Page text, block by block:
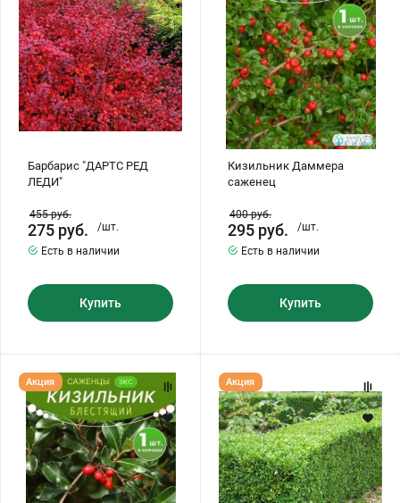
Барбарис "ДАРТС РЕД
ЛЕДИ"
455руб.
275 руб.
/шт.
Есть в наличии
Купить
Кизильник Даммера
саженец
400руб.
295 руб.
/шт.
Есть в наличии
Купить
Кизильник
Блестящий
саженец
живая
изгородь
Акция
Саженцы
Самшита
Вечнозеленый
(стакан
Р9)
Акция